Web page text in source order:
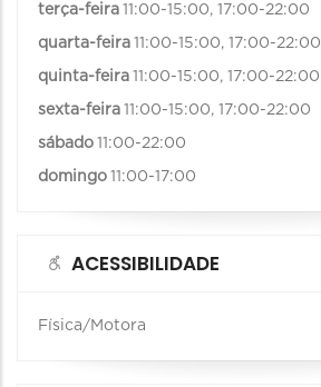
terça-feira 11:00-15:00, 17:00-22:00
quarta-feira 11:00-15:00, 17:00-22:00
quinta-feira 11:00-15:00, 17:00-22:00
sexta-feira 11:00-15:00, 17:00-22:00
sábado 11:00-22:00
domingo 11:00-17:00
ACESSIBILIDADE
Física/Motora